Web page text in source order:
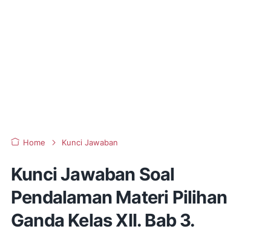
Home Kunci Jawaban
Kunci Jawaban Soal
Pendalaman Materi Pilihan
Ganda Kelas XII. Bab 3.